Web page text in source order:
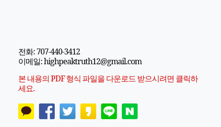
전화: 707-440-3412
이메일: highpeaktruth12@gmail.com
본 내용의 PDF 형식 파일을 다운로드 받으시려면 클릭하
세요.